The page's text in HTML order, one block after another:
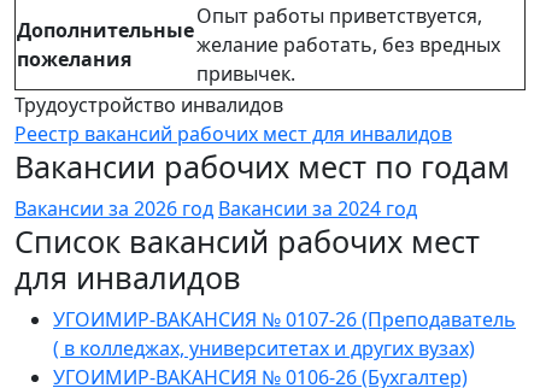
Дополнительные
пожелания
Опыт работы приветствуется,
желание работать, без вредных
привычек.
Трудоустройство инвалидов
Реестр вакансий рабочих мест для инвалидов
Вакансии рабочих мест по годам
Вакансии за 2026 год Вакансии за 2024 год
Список вакансий рабочих мест
для инвалидов
УГОИМИР-ВАКАНСИЯ № 0107-26 (Преподаватель
( в колледжах, университетах и других вузах)
УГОИМИР-ВАКАНСИЯ № 0106-26 (Бухгалтер)